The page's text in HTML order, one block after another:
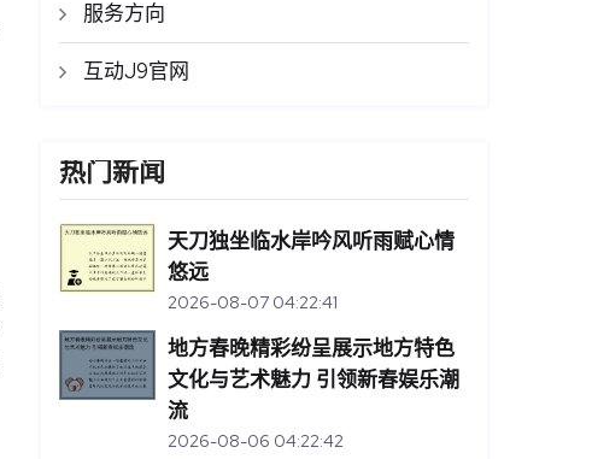
服务方向
互动J9官网
热门新闻
天刀独坐临水岸吟风听雨赋心情
悠远
2026-08-07 04:22:41
地方春晚精彩纷呈展示地方特色
文化与艺术魅力 引领新春娱乐潮
流
2026-08-06 04:22:42